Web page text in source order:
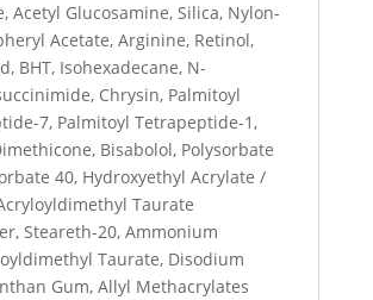
Acetyl Glucosamine, Silica, Nylon-
Acetate, Arginine, Retinol,
BHT, Isohexadecane, N-
Chrysin, Palmitoyl
7, Palmitoyl Tetrapeptide-1,
Bisabolol, Polysorbate
40, Hydroxyethyl Acrylate /
Taurate
Steareth-20, Ammonium
Taurate, Disodium
Gum, Allyl Methacrylates